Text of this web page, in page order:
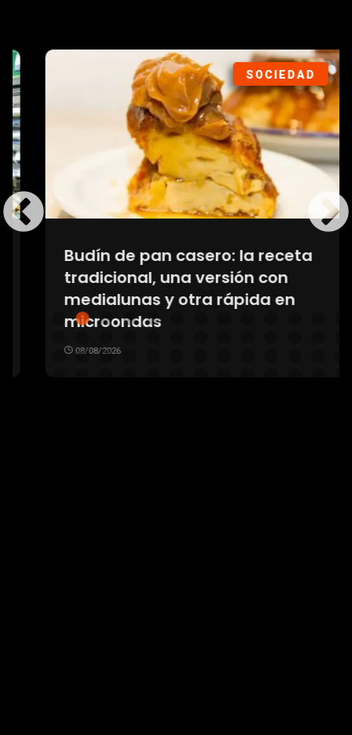
SOCIEDAD
Budín de pan casero: la receta
tradicional, una versión con
medialunas y otra rápida en
microondas
08/08/2026